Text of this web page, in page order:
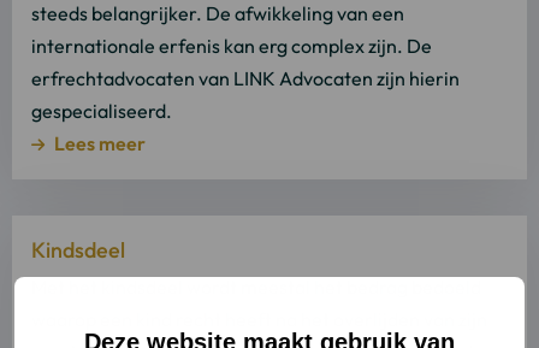
Deze website maakt gebruik van
steeds belangrijker. De afwikkeling van een
internationale erfenis kan erg complex zijn. De
erfrechtadvocaten van LINK Advocaten zijn hierin
gespecialiseerd.
Lees meer
Kindsdeel
meer
over